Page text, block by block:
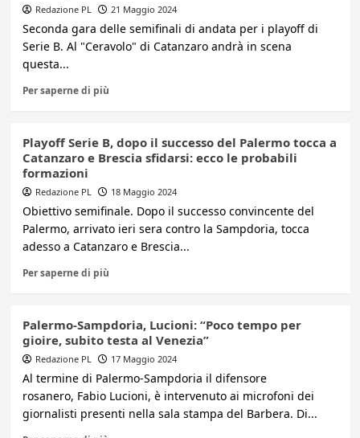
Redazione PL 21 Maggio 2024
Seconda gara delle semifinali di andata per i playoff di
Serie B. Al "Ceravolo" di Catanzaro andrà in scena
questa...
Per saperne di più
Playoff Serie B, dopo il successo del Palermo tocca a
Catanzaro e Brescia sfidarsi: ecco le probabili
formazioni
Redazione PL 18 Maggio 2024
Obiettivo semifinale. Dopo il successo convincente del
Palermo, arrivato ieri sera contro la Sampdoria, tocca
adesso a Catanzaro e Brescia...
Per saperne di più
Palermo-Sampdoria, Lucioni: “Poco tempo per
gioire, subito testa al Venezia”
Redazione PL 17 Maggio 2024
Al termine di Palermo-Sampdoria il difensore
rosanero, Fabio Lucioni, è intervenuto ai microfoni dei
giornalisti presenti nella sala stampa del Barbera. Di...